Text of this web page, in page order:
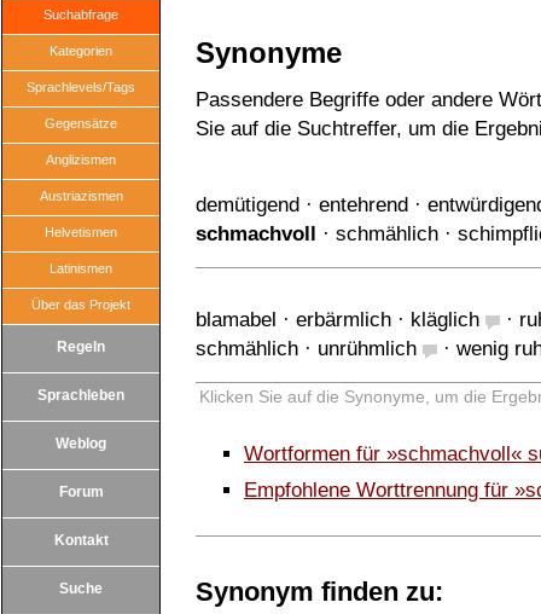
Suchabfrage
Kategorien
Sprachlevels/Tags
Gegensätze
Anglizismen
Austriazismen
Helvetismen
Latinismen
Über das Projekt
Regeln
Sprachleben
Weblog
Forum
Kontakt
Suche
Synonyme
Passendere Begriffe oder andere
Sie auf die Suchtreffer, um die
demütigend · entehrend ·
schmachvoll · schmählich ·
blamabel · erbärmlich · kläglich ·
schmählich · unrühmlich · wenig
Klicken Sie auf die Synonyme, um die
Wortformen für »schmachvoll«
Empfohlene Worttrennung für
Synonym finden zu: